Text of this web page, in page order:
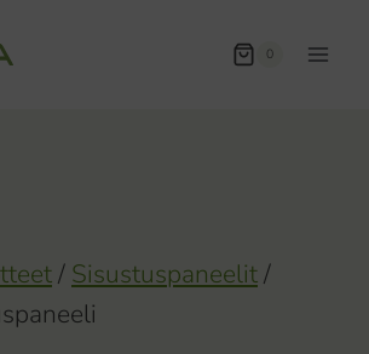
0
/ Sisustuspaneelit/